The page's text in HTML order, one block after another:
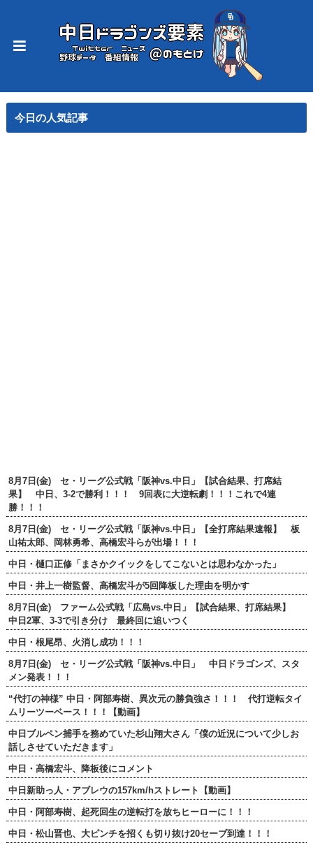
今日の人気記事
8月7日(金) セ・リーグ公式戦「阪神vs.中日」【試合結果、打席結
果】 中日、3-2で勝利！！！ 9回表に大逆転劇！！！これで4連
勝！！！
8月7日(金) セ・リーグ公式戦「阪神vs.中日」【全打席結果速報】 板
山祐太郎、岡林勇希、高橋宏斗らが出場！！！
中日・樋口正修「まさかクイックをしてこないとは思わなかった」
中日・井上一樹監督、高橋宏斗が5回降板した理由を明かす
8月7日(金) ファーム公式戦「広島vs.中日」【試合結果、打席結果】
中日2軍、3-3で引き分け 最終回に追いつく
中日・根尾昂、火消し成功！！！
8月7日(金) セ・リーグ公式戦「阪神vs.中日」 中日ドラゴンズ、スタ
メン発表！！！
“代打の神様” 中日・阿部寿樹、異次元の勝負強さ！！！ 代打逆転タイ
ムリーツーベース！！！【動画】
中日ブルペン捕手を務めていた杉山翔大さん「僕の近況について少しお
話しさせていただきます」
中日・高橋宏斗、降板後にコメント
中日新助っ人・アブレウの157km/hストレート【動画】
中日・阿部寿樹、起死回生の逆転打を放ちヒーローに！！！
中日・松山晋也、大ピンチを招くも切り抜け20セーブ到達！！！